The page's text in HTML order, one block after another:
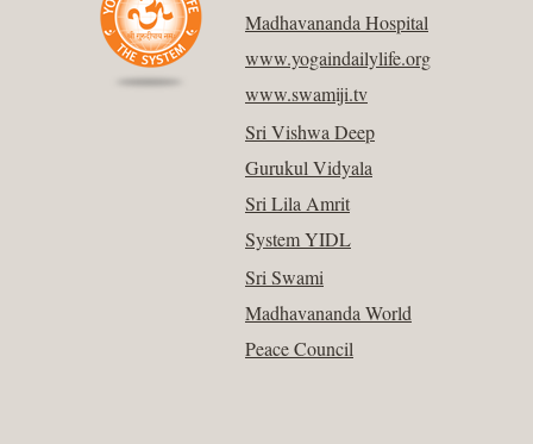
Madhavananda Hospital
www.yogaindailylife.org
www.swamiji.tv
Sri Vishwa Deep
Gurukul Vidyala
Sri Lila Amrit
System YIDL
Sri Swami
Madhavananda World
Peace Council